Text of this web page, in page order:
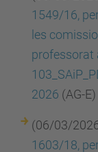
1549/16,
les
professorat
2026 (AG-E)
(06/03/
1603/18,